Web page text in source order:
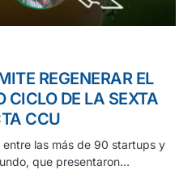
REGENERAR EL
CICLO DE LA SEXTA
CCU
las más de 90 startups y
que presentaron…